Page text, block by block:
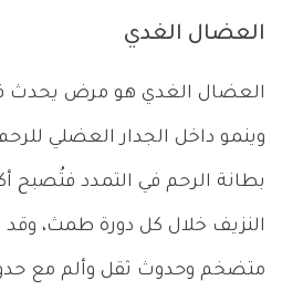
العضال الغدي
العضال الغدي هو مرض يحدث
وينمو داخل الجدار العضلي
بطانة الرحم في التمدد فتُصبح
النزيف خلال كل دورة طمث، وقد
متضخم وحدوث ثقل وألم مع